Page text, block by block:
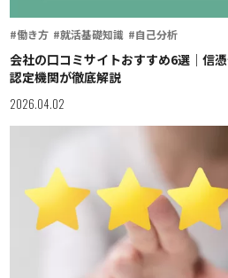
#働き方 #就活基礎知識 #自己分析
会社の口コミサイトおすすめ6選｜信
認定機関が徹底解説
2026.04.02